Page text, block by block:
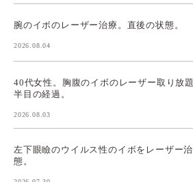
腕のイボのレーザー治療。直後の状態。
2026.08.04
40代女性。胸腹のイボのレーザー取り放
半目の経過。
2026.08.03
左下眼瞼のウイルス性のイボをレーザー
態。